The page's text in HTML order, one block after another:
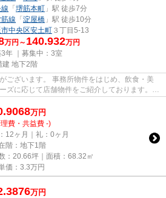
「堺筋本町 」駅 徒歩7分
線 「淀屋橋 」駅 徒歩10分
中央区安土町 ３丁目5-13
万円～ 140.932万円
年 ｜募集中： 3室
建 地下2階
ございます。 事務所物件をはじめ、飲食・美
ズに応じて店舗物件をご紹介しております。
万円
費・共益費 -)
12ヶ月｜礼：0ヶ月
階：地下1階
：20.66坪｜面積：68.32㎡
価： 3.3万円
万円